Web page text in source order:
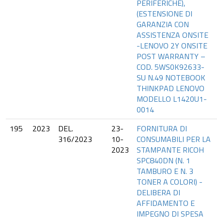
PERIFERICHE),
(ESTENSIONE DI
GARANZIA CON
ASSISTENZA ONSITE
-LENOVO 2Y ONSITE
POST WARRANTY –
COD. 5WS0K92633-
SU N.49 NOTEBOOK
THINKPAD LENOVO
MODELLO L1420U1-
0014
195
2023
DEL.
316/2023
23-
10-
2023
FORNITURA DI
CONSUMABILI PER LA
STAMPANTE RICOH
SPC840DN (N. 1
TAMBURO E N. 3
TONER A COLORI) -
DELIBERA DI
AFFIDAMENTO E
IMPEGNO DI SPESA